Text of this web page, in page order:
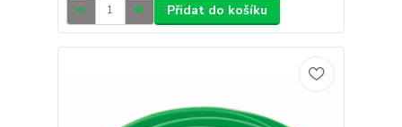
Přidat do košíku